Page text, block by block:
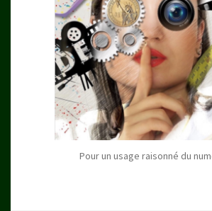
Pour un usage raisonné du